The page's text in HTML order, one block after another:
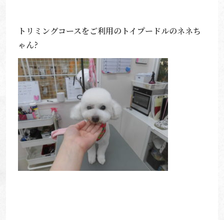
トリミングコースをご利用のトイプードルのネネち
ゃん?